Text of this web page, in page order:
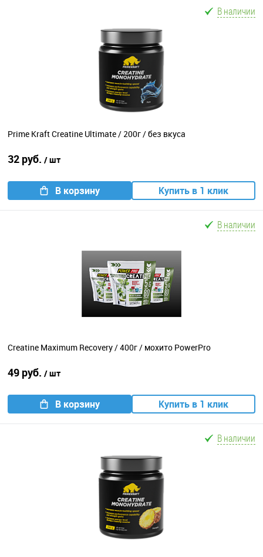
В наличии
Prime Kraft Creatine Ultimate / 200г / без вкуса
32 руб. / шт
В корзину Купить в 1 клик
В наличии
Creatine Maximum Recovery / 400г / мохито PowerPro
49 руб. / шт
В корзину Купить в 1 клик
В наличии